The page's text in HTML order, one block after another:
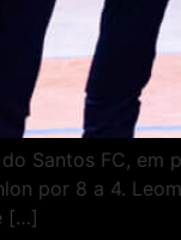
Santos FC, em
por 8 a 4.
[…]